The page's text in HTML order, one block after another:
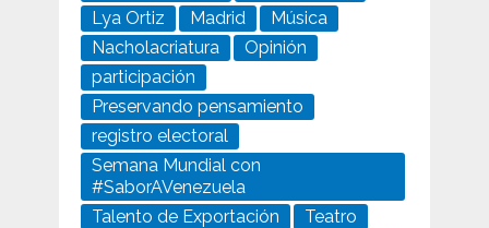
Lya Ortiz
Madrid
Música
Nacholacriatura
Opinión
participación
Preservando pensamiento
registro electoral
Semana Mundial con
#SaborAVenezuela
Talento de Exportación
Teatro